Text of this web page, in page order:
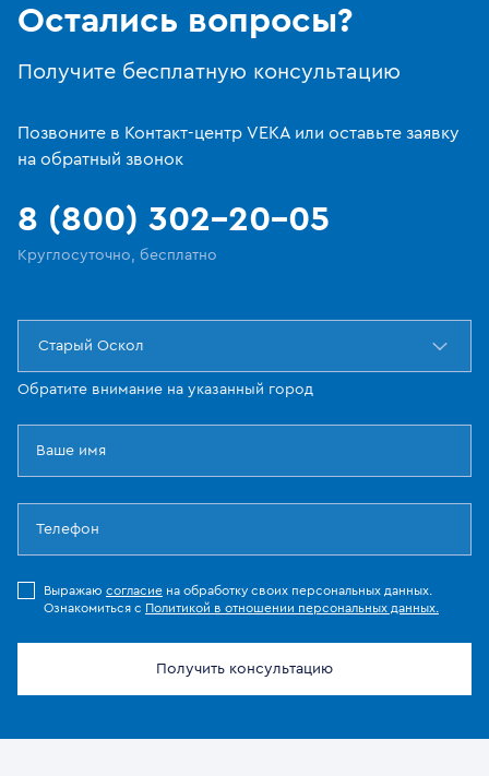
Остались вопросы?
Получите бесплатную консультацию
Позвоните в Контакт-центр VEKA или оставьте заявку
на обратный звонок
8 (800) 302-20-05
Круглосуточно, бесплатно
Старый Оскол
Обратите внимание на указанный город
Выражаю согласие на обработку своих персональных данных.
Ознакомиться с Политикой в отношении персональных данных.
Получить консультацию